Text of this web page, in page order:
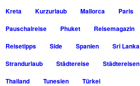
Kreta
Kurzurlaub Mallorca
Paris
Pauschalreise
Phuket
Reisemagazin
Reisetipps
Side Spanien
Sri Lanka
Strandurlaub
Städtereise
Städtereisen
Thailand
Tunesien
Türkei